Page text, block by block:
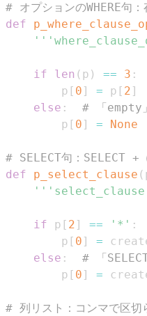
# オプションのWHERE句
def
if
len ( p ) == 3 :
        p
[ 0 ] = p [ 2 ]
else :
# 「empty」
        p
[ 0 ] = None
# SELECT句：SELECT +
def
p_select_clause (
if p [ 2 ] == '*' :
        p
[ 0 ] =
else :
# 「
        p
[ 0 ] =
# 列リスト：コンマで区